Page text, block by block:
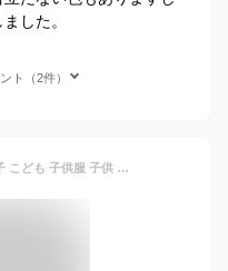
した。
ト（2件）
tシャツ 速乾 キッズ 男の子 女の子 こども 子供服 子供 保育園 運動会 メンズ レディース 大きいサイズ Tシャツ メンズ ドライ 速乾性 無地 半袖 白tシャツ ティシャツ 半袖tシャツ ティーシャツ ブランド スポーツ 白 黒 赤 グリマー(glimmer) 00300-ACT 300act 4.4オンス